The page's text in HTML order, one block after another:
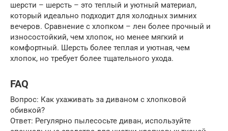
шерсти – шерсть – это теплый и уютный материал,
который идеально подходит для холодных зимних
вечеров. Сравнение с хлопком – лен более прочный и
износостойкий, чем хлопок, но менее мягкий и
комфортный. Шерсть более теплая и уютная, чем
хлопок, но требует более тщательного ухода.
FAQ
Вопрос: Как ухаживать за диваном с хлопковой
обивкой?
Ответ: Регулярно пылесосьте диван, используйте